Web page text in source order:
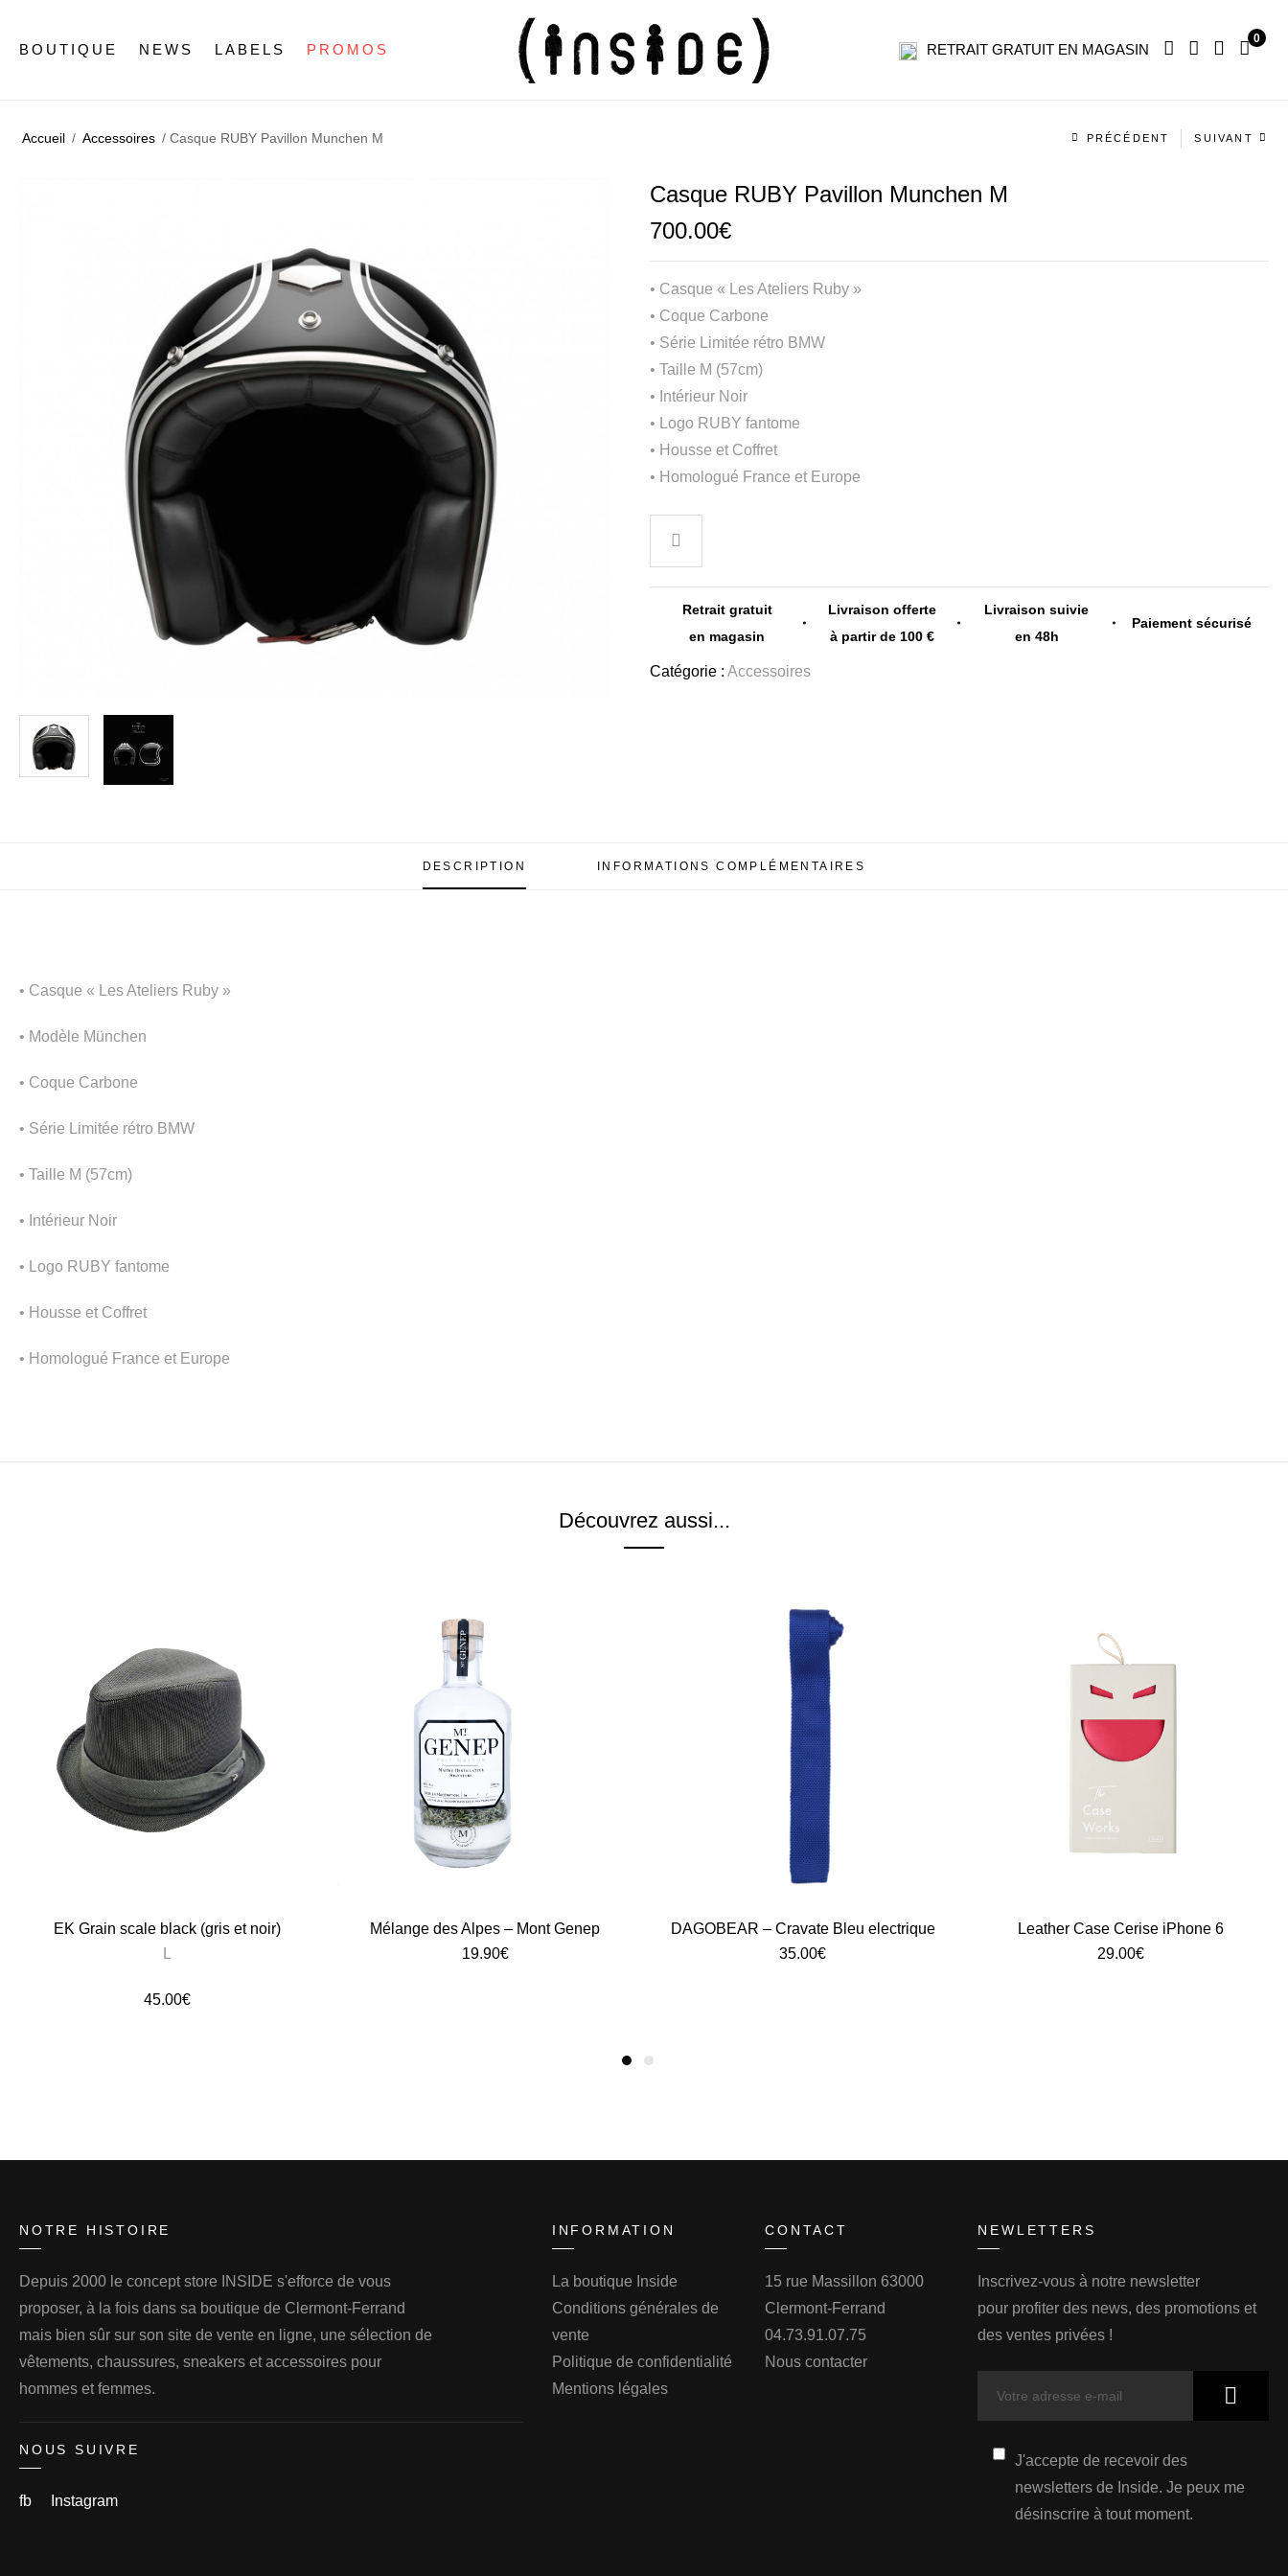
BOUTIQUE NEWS LABELS PROMOS RETRAIT GRATUIT EN MAGASIN
0
Accueil / Accessoires / Casque RUBY Pavillon Munchen M
Navigation
PRÉCÉDENT SUIVANT
Casque RUBY Pavillon Munchen M
700.00€
• Casque « Les Ateliers Ruby »
• Coque Carbone
• Série Limitée rétro BMW
• Taille M (57cm)
• Intérieur Noir
• Logo RUBY fantome
• Housse et Coffret
• Homologué France et Europe
Retrait gratuit
en magasin
Livraison offerte
à partir de 100 €
Livraison suivie
en 48h
Paiement sécurisé
Catégorie : Accessoires
DESCRIPTION INFORMATIONS COMPLÉMENTAIRES
• Casque « Les Ateliers Ruby »
• Modèle München
• Coque Carbone
• Série Limitée rétro BMW
• Taille M (57cm)
• Intérieur Noir
• Logo RUBY fantome
• Housse et Coffret
• Homologué France et Europe
Découvrez aussi...
EK Grain scale black (gris et noir)
45.00€
Mélange des Alpes – Mont Genep
19.90€
DAGOBEAR – Cravate Bleu electrique
35.00€
Leather Case Cerise iPhone 6
29.00€
NOTRE HISTOIRE
Depuis 2000 le concept store INSIDE s'efforce de vous
proposer, à la fois dans sa boutique de Clermont-Ferrand
mais bien sûr sur son site de vente en ligne, une sélection de
vêtements, chaussures, sneakers et accessoires pour
hommes et femmes.
NOUS SUIVRE
fb Instagram
INFORMATION
La boutique Inside
Conditions générales de
vente
Politique de confidentialité
Mentions légales
CONTACT
15 rue Massillon 63000
Clermont-Ferrand
04.73.91.07.75
Nous contacter
NEWLETTERS
Inscrivez-vous à notre newsletter
pour profiter des news, des promotions et
des ventes privées !
J'accepte de recevoir des
newsletters de Inside. Je peux me
désinscrire à tout moment.